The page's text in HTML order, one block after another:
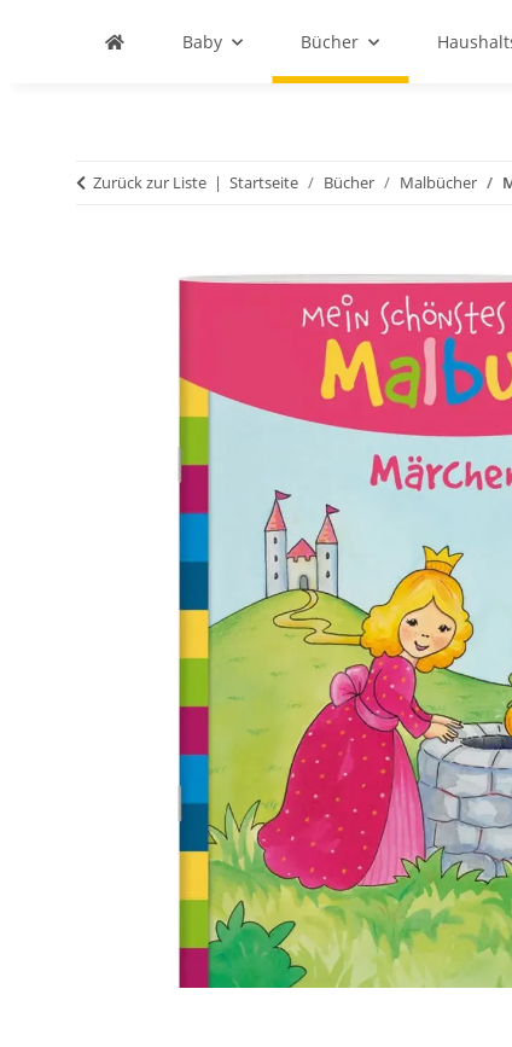
Baby Bücher
Zurück zur Liste Startseite Bücher Malbücher